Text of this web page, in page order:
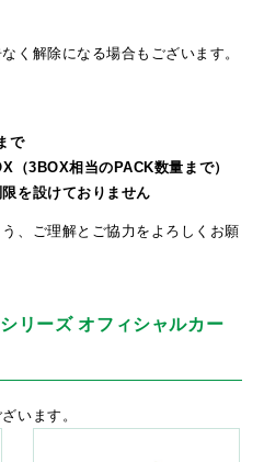
く解除になる場合もございます。
で
（3BOX相当のPACK数量まで）
を設けておりません
、ご理解とご協力をよろしくお願
リーズ オフィシャルカー
います。